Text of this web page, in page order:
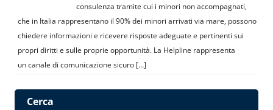
consulenza tramite cui i minori non accompagnati,
che in Italia rappresentano il 90% dei minori arrivati via mare, possono
chiedere informazioni e ricevere risposte adeguate e pertinenti sui
propri diritti e sulle proprie opportunità. La Helpline rappresenta
un canale di comunicazione sicuro […]
Cerca